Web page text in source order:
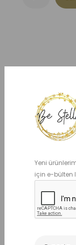
Yeni
için e-bülten
Vivienne
Elbise
990,00